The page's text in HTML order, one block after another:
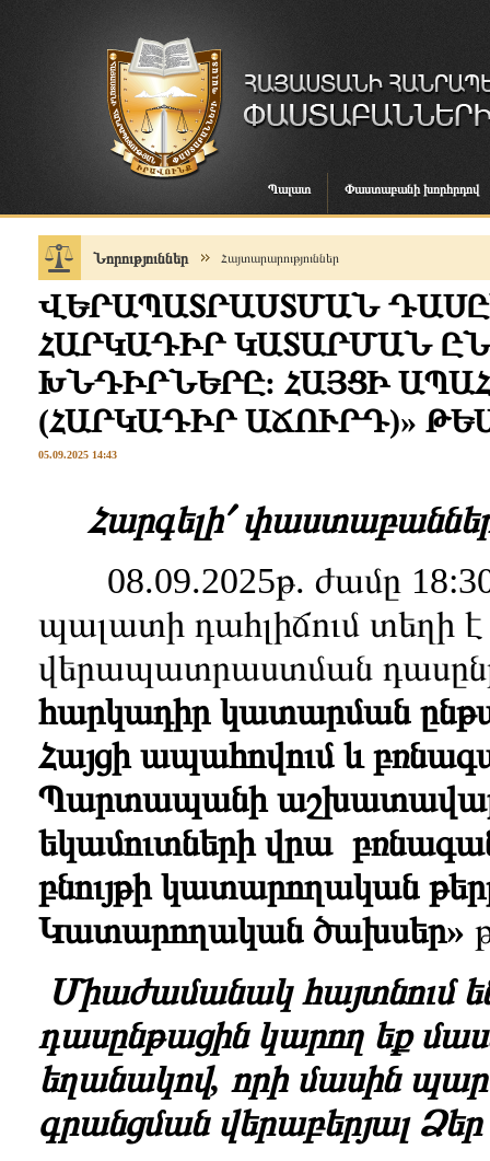
Պալատ Փաստաբանի խորհրդով
Նորություններ Հայտարարություններ
ՎԵՐԱՊԱՏՐԱՍՏՄԱՆ
ՀԱՐԿԱԴԻՐ ԿԱՏԱՐՄԱՆ
ԽՆԴԻՐՆԵՐԸ: ՀԱՅՑԻ
(ՀԱՐԿԱԴԻՐ ԱՃՈՒՐԴ)»
05.09.2025 14:43
Հարգելի՛
08.09.2025թ. ժամը
պալատի դահլիճում տեղի է
վերապատրաստման
հարկադիր կատարման
Հայցի ապահովում և
Պարտապանի
եկամուտների վրա
բնույթի կատարողական
Կատարողական ծախսեր»
Միաժամանակ հայտնում
դասընթացին կարող եք
եղանակով, որի մասին
գրանցման վերաբերյալ Ձեր